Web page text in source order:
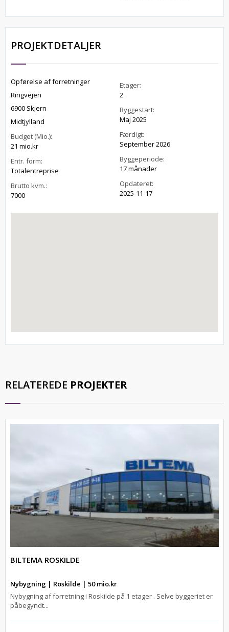
PROJEKTDETALJER
Opførelse af forretninger
Ringvejen
6900 Skjern
Midtjylland
Budget (Mio.):
21 mio.kr
Entr. form:
Totalentreprise
Brutto kvm.:
7000
Etager:
2
Byggestart:
Maj 2025
Færdigt:
September 2026
Byggeperiode:
17 månader
Opdateret:
2025-11-17
RELATEREDE PROJEKTER
BILTEMA ROSKILDE
Nybygning | Roskilde | 50 mio.kr
Nybygning af forretning i Roskilde på 1 etager . Selve byggeriet er
påbegyndt...